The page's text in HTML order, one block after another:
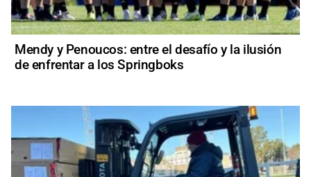
Mendy y Penoucos: entre el desafío y la ilusión
de enfrentar a los Springboks